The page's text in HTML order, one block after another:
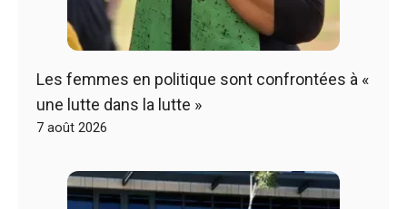
Les femmes en politique sont confrontées à «
une lutte dans la lutte »
7 août 2026